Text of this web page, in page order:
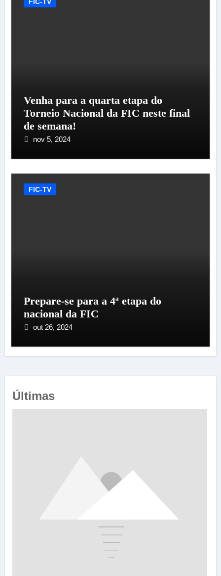
Venha para a quarta etapa do
Torneio Nacional da FIC neste final
de semana!
nov 5, 2024
FIC-TV
Prepare-se para a 4ª etapa do
nacional da FIC
out 26, 2024
Últimas